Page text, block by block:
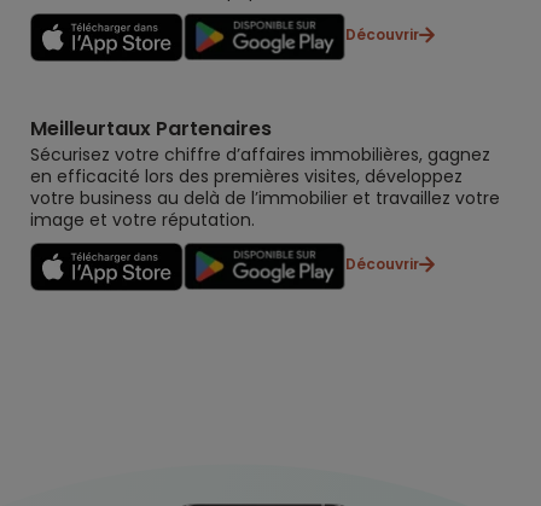
Découvrir
Meilleurtaux Partenaires
Sécurisez votre chiffre d’affaires immobilières, gagnez
en efficacité lors des premières visites, développez
votre business au delà de l’immobilier et travaillez votre
image et votre réputation.
Découvrir